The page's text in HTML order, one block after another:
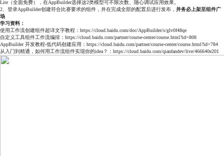
Lite（全面免费），在AppBuilder选择这2类模型可不限次数、随心调试应用效果。
2、登录AppBuilder创建符合比赛要求的组件，并在完成全部的配置后进行发布， 并务必上架至组件广
场
学习资料：
使用工作流创建组件超详文字教程： https://cloud.baidu.com/doc/AppBuilder/s/glv0f48qe
自定义工具组件工作流编排： https://cloud.baidu.com/partner/course-center/course.html?id=808
AppBuilder 开发教程-低代码创建应用： https://cloud.baidu.com/partner/course-center/course.html?id=784
从入门到精通，如何用工作流组件实现你的idea？： https://cloud.baidu.com/qianfandev/live/466640e201